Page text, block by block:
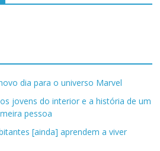
dia para o universo Marvel
jovens do interior e a história de um
pessoa
[ainda] aprendem a viver